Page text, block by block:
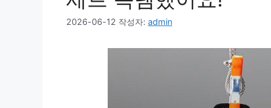
2026-06-12 작성자: admin